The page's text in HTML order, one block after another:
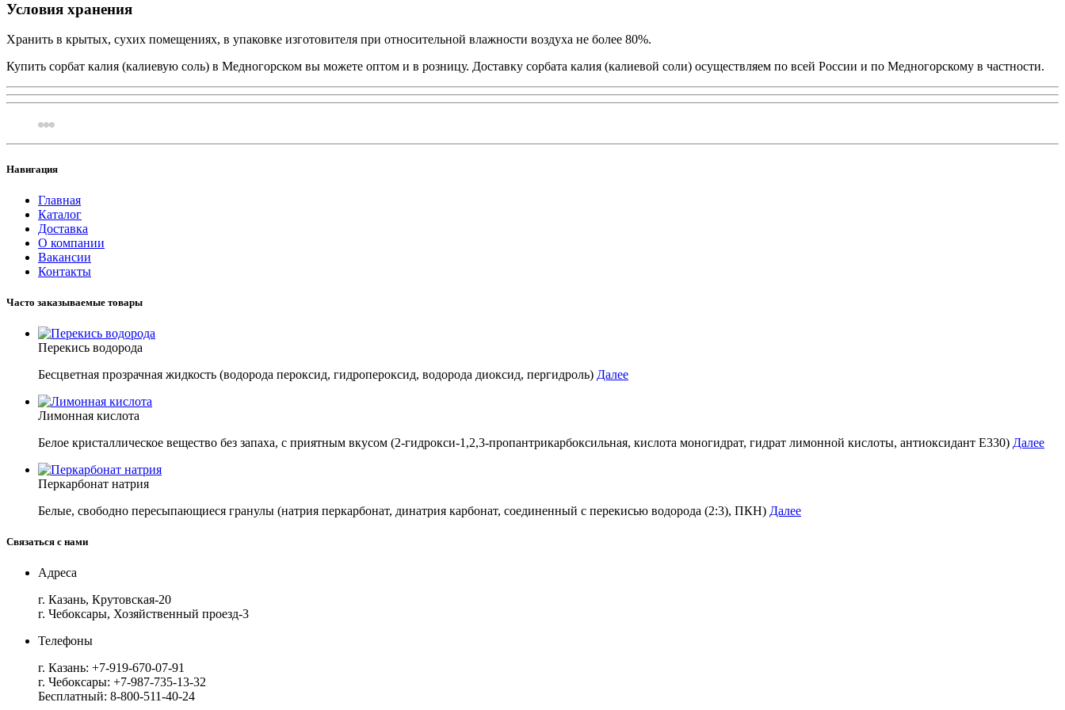
Условия хранения
Хранить в крытых, сухих помещениях, в упаковке изготовителя при относительной влажности воздуха не более 80%.
Купить сорбат калия (калиевую соль) в Медногорском вы можете оптом и в розницу. Доставку сорбата калия (калиевой соли) осуществляем по всей России и по Медногорскому в частности.
Навигация
Главная
Каталог
Доставка
О компании
Вакансии
Контакты
Часто заказываемые товары
Перекись водорода
Бесцветная прозрачная жидкость (водорода пероксид, гидропероксид, водорода диоксид, пергидроль) Далее
Лимонная кислота
Белое кристаллическое вещество без запаха, с приятным вкусом (2-гидрокси-1,2,3-пропантрикарбоксильная, кислота моногидрат, гидрат лимонной кислоты, антиоксидант E330) Далее
Перкарбонат натрия
Белые, свободно пересыпающиеся гранулы (натрия перкарбонат, динатрия карбонат, соединенный с перекисью водорода (2:3), ПКН) Далее
Связаться с нами
Адреса
г. Казань, Крутовская-20
г. Чебоксары, Хозяйственный проезд-3
Телефоны
г. Казань: +7-919-670-07-91
г. Чебоксары: +7-987-735-13-32
Бесплатный: 8-800-511-40-24